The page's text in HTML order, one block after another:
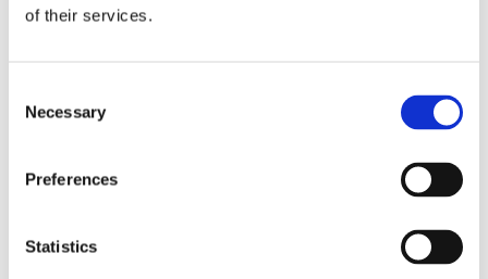
of their services.
Selection
Necessary
Preferences
Statistics
Godkänn villkoren och signera.
Bixia.